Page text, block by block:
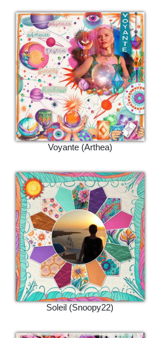
Voyante (Arthea)
Soleil (Snoopy22)